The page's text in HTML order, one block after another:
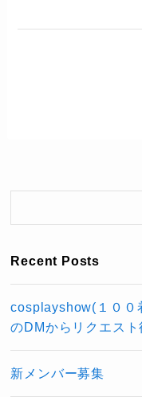
Recent Posts
cosplayshow(１００
のDMからリクエスト
新メンバー募集